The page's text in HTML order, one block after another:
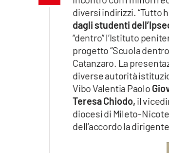
Vai
diversi indirizzi. “Tutto
dagli studenti
“dentro” l’Istituto
progetto “Scuola
Catanzaro. La
diverse autorità
Vibo Valentia Paolo
Teresa Chiodo, il
diocesi di Mileto-
dell’accordo la